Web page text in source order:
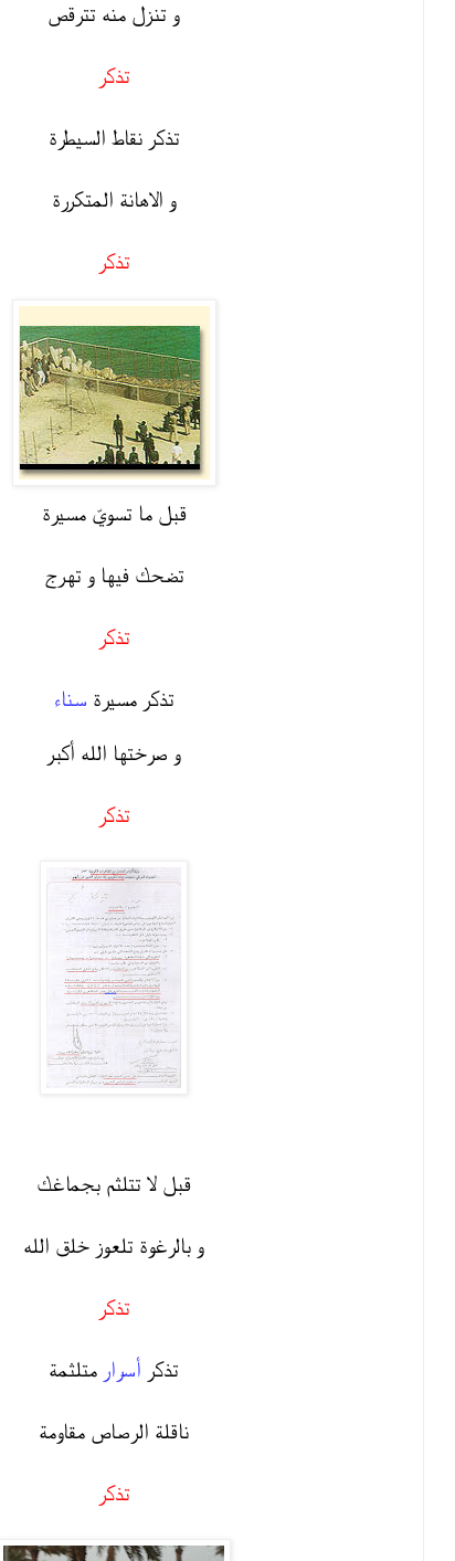
و تنزل منه تترقص
تذكر
تذكر نقاط السيطرة
و الاهانة المتكررة
تذكر
قبل ما تسويّ مسيرة
تضحك فيها و تهرج
تذكر
تذكر مسيرة سناء
و صرختها الله أكبر
تذكر
قبل لا تتلثم بجماغك
و بالرغوة تلعوز خلق الله
تذكر
تذكر أسرار متلثمة
ناقلة الرصاص مقاومة
تذكر